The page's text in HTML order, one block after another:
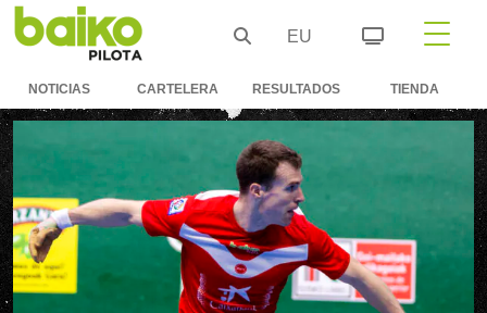
EU
NOTICIAS CARTELERA RESULTADOS TIENDA